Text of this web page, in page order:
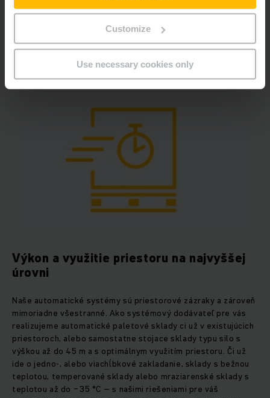
Customize
Use necessary cookies only
ciele. Pomôžeme vám navrhnúť riešenie automatizácie na
mieru vašim potrebám, ktoré vás pripraví na výzvy
budúcnosti.
Výkon a využitie priestoru na najvyššej
úrovni
Naše automatické systémy sú priestorové zázraky a zároveň
mimoriadne všestranné. Ako systémový dodávateľ pre vás
realizujeme automatické paletové sklady ci už v existujúcich
priestoroch, alebo samostatne stojace sklady typu silo s
výškou až do 45 m a s optimálnym využitím priestoru. Či už
ide o jedno-, alebo viachĺbkové zakladanie, sklady s bežnou
teplotou, temperované sklady alebo mraziarenské sklady s
teplotou až do −35 °C – s našimi riešeniami pre váš